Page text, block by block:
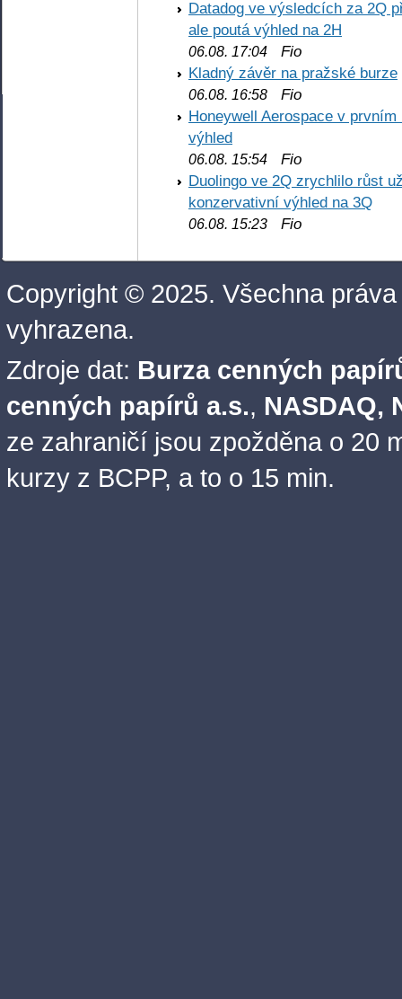
Datadog ve výsledcích za 2Q
ale poutá výhled na 2H
06.08. 17:04 Fio
Kladný závěr na pražské burze
06.08. 16:58 Fio
Honeywell Aerospace v
výhled
06.08. 15:54 Fio
Duolingo ve 2Q zrychlilo růst
konzervativní výhled na 3Q
06.08. 15:23 Fio
Copyright © 2025. Všechna práva
vyhrazena.
Zdroje dat: Burza cenných
cenných papírů a.s., NASDAQ,
ze zahraničí jsou zpožděna o 20
kurzy z BCPP, a to o 15 min.